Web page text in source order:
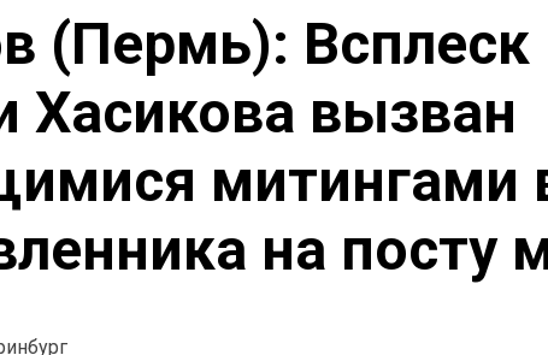
(Пермь): Всплеск
Хасикова вызван
митингами
на посту